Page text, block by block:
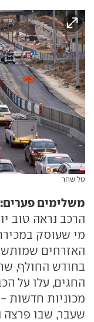
טל שחר
משלימים פערים:
הרכב נראה טוב
מי שעוסק
האזרחים
בחודש החולף,
שעבר, שבו